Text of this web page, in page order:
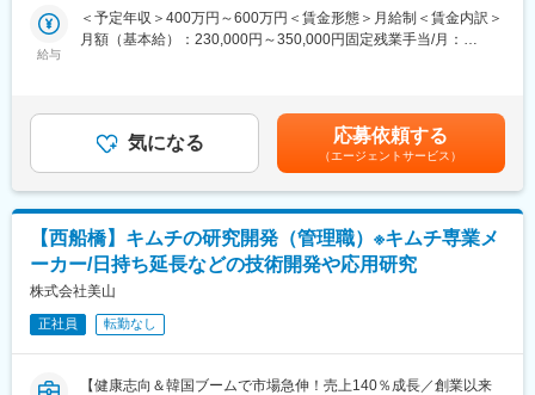
り、部長の人柄も相まって積極的コミュニケーション、チャレン
ジできる雰囲気になっております。
ています。設立以来、増収増益を続け、急成長を遂げている企業
です。キムチの国内シェアはトップクラスで、同社製品は大手ス
ーパーなどで販売されています。以前はOEM生産が中心でした
が、テレビCMの放送、自社製品の開発に注力することで確かな美
山ブランドを確立しています。また、時代のニーズに合わせた自
社製品の開発に注力していること、業界に先駆け、韓国に合弁会
社を設立。本場韓国の味の提供を素早く実現できることも同社の
強みです。
変更の範囲：会社の定める業務
していく計画があり、その立ち上げに関わる重要ポジションで
す。
します。
（テーマ例）加熱殺菌（日持ち延長技術）の研究開発
レトルト食品・加熱加工食品の 物性評価（加熱による劣化分析）
最適な熱処理条件（温度・時間・圧力等）の探索
品質劣化を抑えるための 添加物・処方検討
加熱条件 × 物性変化のメカニズム解明
プロセス開発（例：何度で何を混ぜるか、工程の最適化）
・微生物（乳酸菌等）の培養～保存性試験
給与
＜予定年収＞400万円～600万円＜賃金形態＞月給制＜賃金内訳＞
月額（基本給）：230,000円～350,000円固定残業手当/月：
までも目安です。スキルによっては上記額より高い提示になる可
能性もございます。■昇給：年1回（4月）■賞与実績：年2回（7
月・12月）賃金はあくまでも目安の金額であり、選考を通じて上
下する可能性があります。月給(月額)は固定手当を含めた表記で
す。
気になる 応募依頼する
（エージェントサービス）
【西船橋】キムチの研究開発（管理職）※キムチ専業メ
ーカー/日持ち延長などの技術開発や応用研究
株式会社美山
正社員 転勤なし
【健康志向＆韓国ブームで市場急伸！売上140％成長／創業以来